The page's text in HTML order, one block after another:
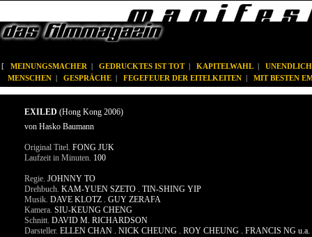
[ MEINUNGSMACHER | GEDRUCKTES IST TOT| KAPITELWAHL |
MENSCHEN | GESPRÄCHE | FEGEFEUER DER EITELKEITEN | MIT BESTEN
EXILED (Hong Kong 2006)
von Hasko Baumann
Original Titel. FONG JUK
Laufzeit in Minuten. 100
Regie. JOHNNY TO
Drehbuch. KAM-YUEN SZETO . TIN-SHING YIP
Musik. DAVE KLOTZ . GUY ZERAFA
Kamera. SIU-KEUNG CHENG
Schnitt. DAVID M. RICHARDSON
Darsteller. ELLEN CHAN . NICK CHEUNG . ROY CHEUNG . FRANCIS NG u.a.